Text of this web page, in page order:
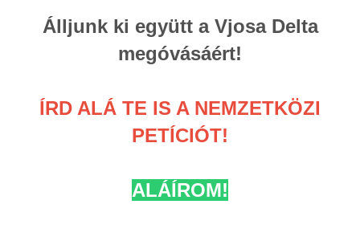
Álljunk ki együtt a Vjosa Delta
megóvásáért!
ÍRD ALÁ TE IS A NEMZETKÖZI
PETÍCIÓT!
ALÁÍROM!